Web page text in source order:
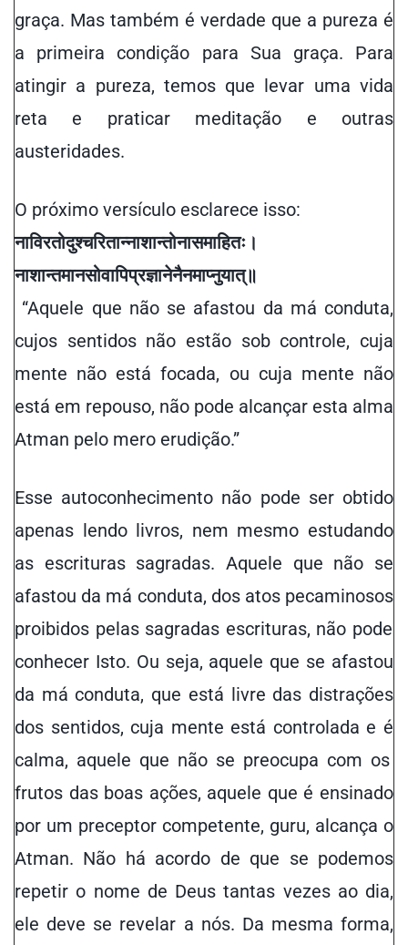
graça. Mas também é verdade que a pureza é
a primeira condição para Sua graça. Para
atingir a pureza, temos que levar uma vida
reta e praticar meditação e outras
austeridades.
O próximo versículo esclarece isso:
नाविरतोदुश्चरितान्नाशान्तोनासमाहितः ।
नाशान्तमानसोवापिप्रज्ञानेनैनमाप्नुयात्॥
“Aquele que não se afastou da má conduta,
cujos sentidos não estão sob controle, cuja
mente não está focada, ou cuja mente não
está em repouso, não pode alcançar esta alma
Atman pelo mero erudição.”
Esse autoconhecimento não pode ser obtido
apenas lendo livros, nem mesmo estudando
as escrituras sagradas. Aquele que não se
afastou da má conduta, dos atos pecaminosos
proibidos pelas sagradas escrituras, não pode
conhecer Isto. Ou seja, aquele que se afastou
da má conduta, que está livre das distrações
dos sentidos, cuja mente está controlada e é
calma, aquele que não se preocupa com os
frutos das boas ações, aquele que é ensinado
por um preceptor competente, guru, alcança o
Atman. Não há acordo de que se podemos
repetir o nome de Deus tantas vezes ao dia,
ele deve se revelar a nós. Da mesma forma,